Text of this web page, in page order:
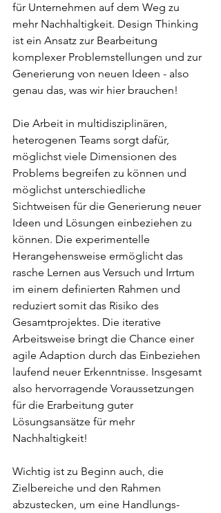
für Unternehmen auf dem Weg zu
mehr Nachhaltigkeit. Design Thinking
ist ein Ansatz zur Bearbeitung
komplexer Problemstellungen und zur
Generierung von neuen Ideen - also
genau das, was wir hier brauchen!
Die Arbeit in multidisziplinären,
heterogenen Teams sorgt dafür,
möglichst viele Dimensionen des
Problems begreifen zu können und
möglichst unterschiedliche
Sichtweisen für die Generierung neuer
Ideen und Lösungen einbeziehen zu
können. Die experimentelle
Herangehensweise ermöglicht das
rasche Lernen aus Versuch und Irrtum
im einem definierten Rahmen und
reduziert somit das Risiko des
Gesamtprojektes. Die iterative
Arbeitsweise bringt die Chance einer
agile Adaption durch das Einbeziehen
laufend neuer Erkenntnisse. Insgesamt
also hervorragende Voraussetzungen
für die Erarbeitung guter
Lösungsansätze für mehr
Nachhaltigkeit!
Wichtig ist zu Beginn auch, die
Zielbereiche und den Rahmen
abzustecken, um eine Handlungs-